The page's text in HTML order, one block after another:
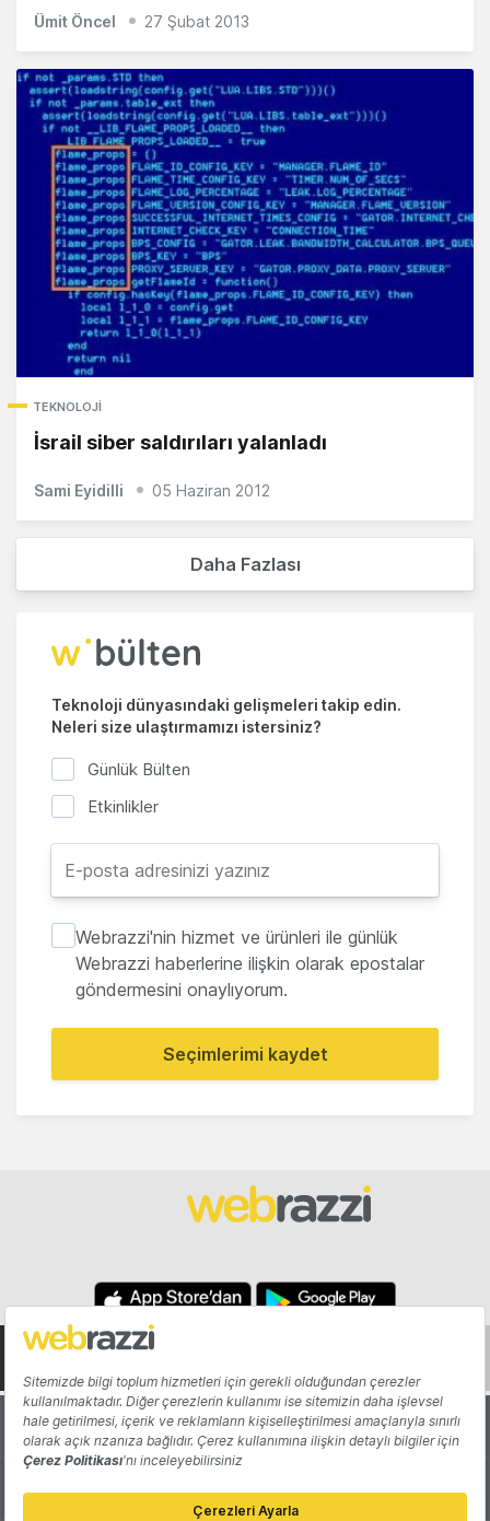
Ümit Öncel 27 Şubat 2013
TEKNOLOJI
İsrail siber saldırıları yalanladı
Sami Eyidilli 05 Haziran 2012
Daha Fazlası
Teknoloji dünyasındaki gelişmeleri takip edin.
Neleri size ulaştırmamızı istersiniz?
Günlük Bülten
Etkinlikler
Webrazzi'nin hizmet ve ürünleri ile günlük
Webrazzi haberlerine ilişkin olarak epostalar
göndermesini onaylıyorum.
Seçimlerimi kaydet
Hakkında Yazarlar
Katkıda Bulun Reklam